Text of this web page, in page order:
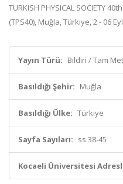
TURKISH PHYSICAL SOCIETY
(TPS40), Muğla, Türkiye, 2 - 06
Yayın Türü: Bildiri / Tam
Basıldığı Şehir: Muğla
Basıldığı Ülke: Türkiye
Sayfa Sayıları: ss.38-45
Kocaeli Üniversitesi